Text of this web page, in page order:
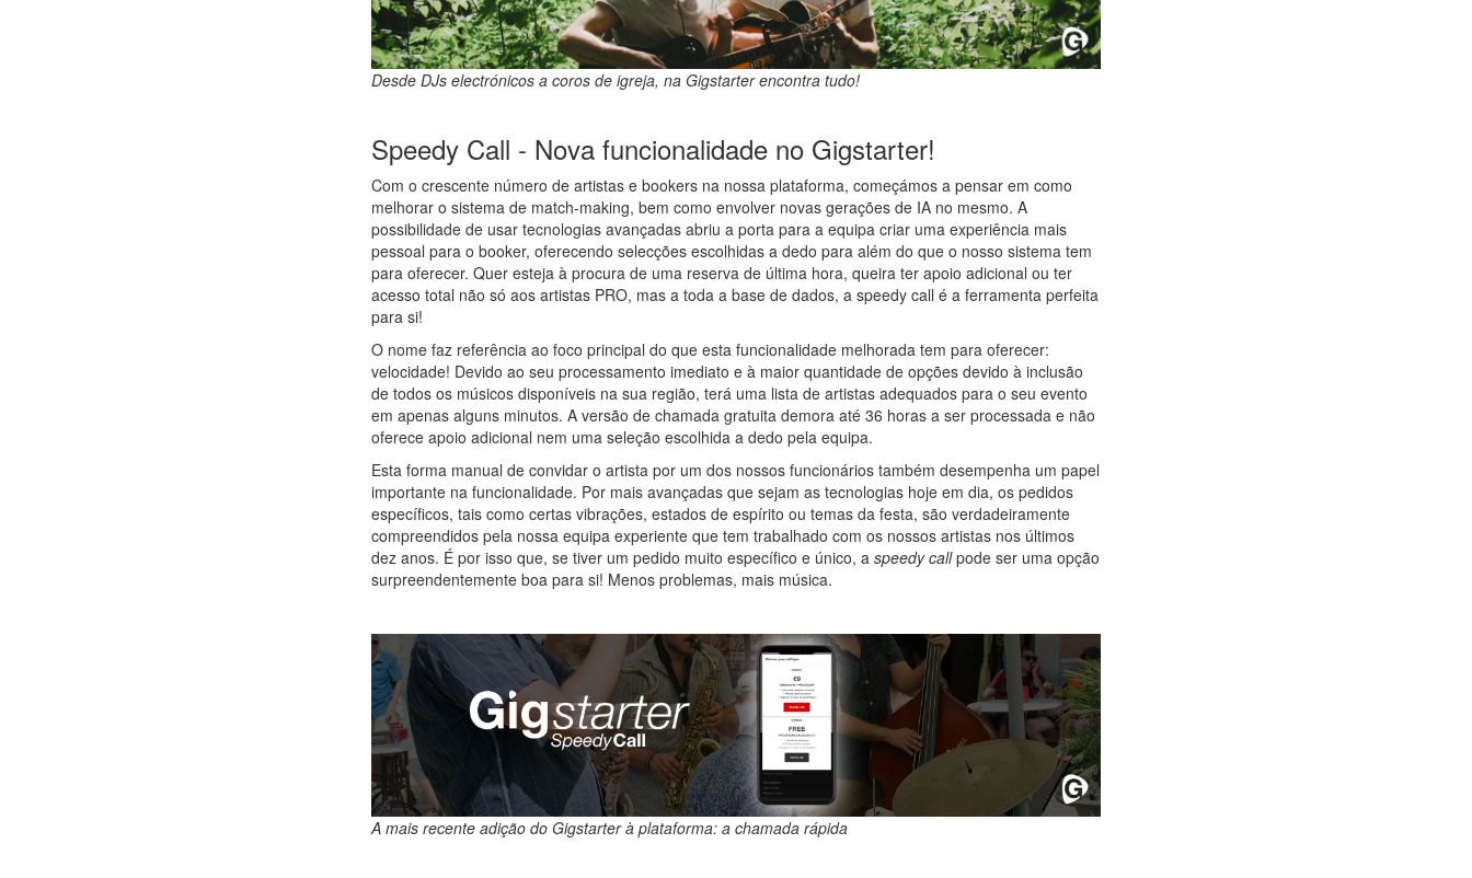
Desde DJs electrónicos a coros de igreja, na Gigstarter encontra tudo!
Speedy Call - Nova funcionalidade no Gigstarter!
Com o crescente número de artistas e bookers na nossa plataforma, começámos a pensar em como
melhorar o sistema de match-making, bem como envolver novas gerações de IA no mesmo. A
possibilidade de usar tecnologias avançadas abriu a porta para a equipa criar uma experiência mais
pessoal para o booker, oferecendo selecções escolhidas a dedo para além do que o nosso sistema tem
para oferecer. Quer esteja à procura de uma reserva de última hora, queira ter apoio adicional ou ter
acesso total não só aos artistas PRO, mas a toda a base de dados, a speedy call é a ferramenta perfeita
para si!
O nome faz referência ao foco principal do que esta funcionalidade melhorada tem para oferecer:
velocidade! Devido ao seu processamento imediato e à maior quantidade de opções devido à inclusão
de todos os músicos disponíveis na sua região, terá uma lista de artistas adequados para o seu evento
em apenas alguns minutos. A versão de chamada gratuita demora até 36 horas a ser processada e não
oferece apoio adicional nem uma seleção escolhida a dedo pela equipa.
Esta forma manual de convidar o artista por um dos nossos funcionários também desempenha um papel
importante na funcionalidade. Por mais avançadas que sejam as tecnologias hoje em dia, os pedidos
específicos, tais como certas vibrações, estados de espírito ou temas da festa, são verdadeiramente
compreendidos pela nossa equipa experiente que tem trabalhado com os nossos artistas nos últimos
dez anos. É por isso que, se tiver um pedido muito específico e único, a speedy callpode ser uma opção
surpreendentemente boa para si! Menos problemas, mais música.
A mais recente adição do Gigstarter à plataforma: a chamada rápida